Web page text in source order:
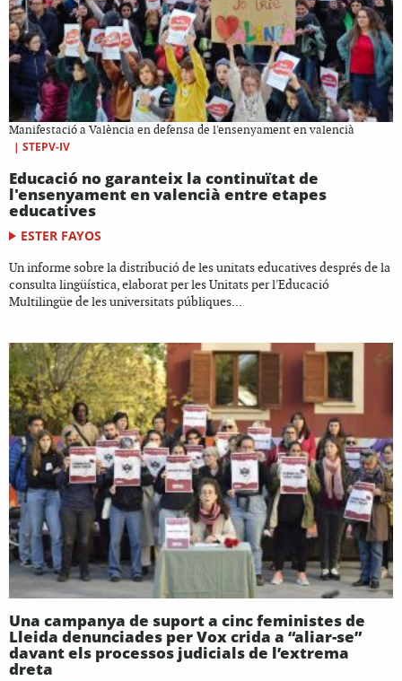
Manifestació a València en defensa de l'ensenyament en valencià
| STEPV-IV
Educació no garanteix la continuïtat de
l'ensenyament en valencià entre etapes
educatives
ESTER FAYOS
Un informe sobre la distribució de les unitats educatives després de la
consulta lingüística, elaborat per les Unitats per l'Educació
Multilingüe de les universitats públiques...
Una campanya de suport a cinc feministes de
Lleida denunciades per Vox crida a “aliar-se”
davant els processos judicials de l’extrema
dreta